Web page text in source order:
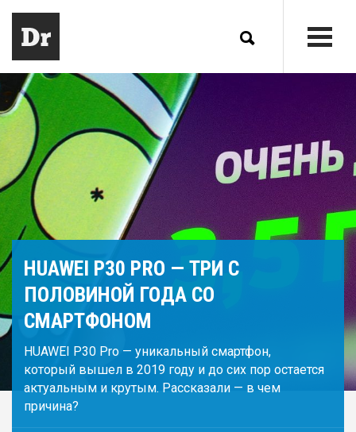
HUAWEI P30 PRO — ТРИ С
ПОЛОВИНОЙ ГОДА СО
СМАРТФОНОМ
HUAWEI P30 Pro — уникальный смартфон,
который вышел в 2019 году и до сих пор остается
актуальным и крутым. Рассказали — в чем
причина?